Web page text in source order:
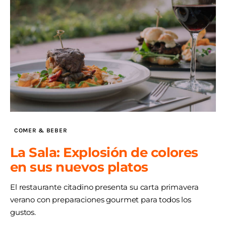
COMER & BEBER
La Sala: Explosión de colores
en sus nuevos platos
El restaurante citadino presenta su carta primavera
verano con preparaciones gourmet para todos los
gustos.